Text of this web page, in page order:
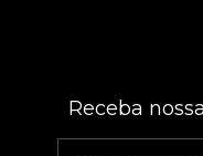
Receba